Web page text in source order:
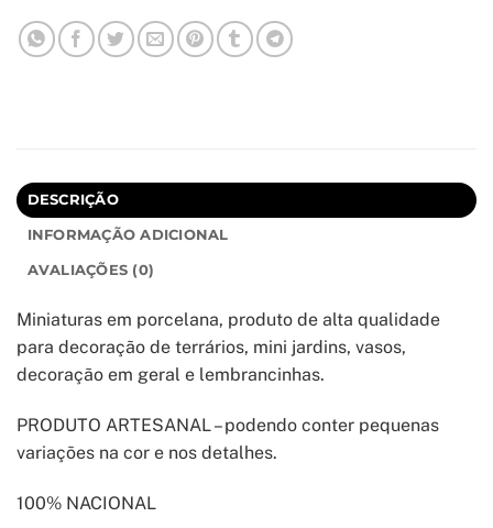
DESCRIÇÃO
INFORMAÇÃO ADICIONAL
AVALIAÇÕES (0)
Miniaturas em porcelana, produto de alta qualidade
para decoração de terrários, mini jardins, vasos,
decoração em geral e lembrancinhas.
PRODUTO ARTESANAL – podendo conter pequenas
variações na cor e nos detalhes.
100% NACIONAL